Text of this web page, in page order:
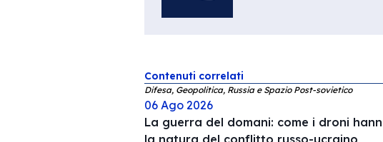
Contenuti correlati
Difesa, Geopolitica, Russia e Spazio Post-sovietico
06 Ago 2026
La guerra del domani: come i droni
la natura del conflitto russo-ucraino